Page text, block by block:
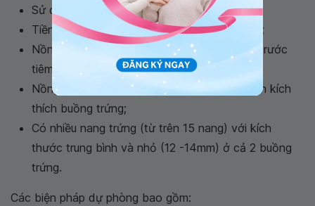
Sử dụng
trong kích thích buồng trứng;
Tiền căn có hội chứng quá kích buồng trứng;
Nồng độ Estradiol trong máu > 6000 pg/ml trước
tiêm hCG;
Nồng độ Estradiol tăng nhanh trong quá trình kích
thích buồng trứng;
Có nhiều nang trứng (từ trên 15 nang) với kích
thước trung bình và nhỏ (12 -14mm) ở cả 2 buồng
trứng.
Các biện pháp dự phòng bao gồm: